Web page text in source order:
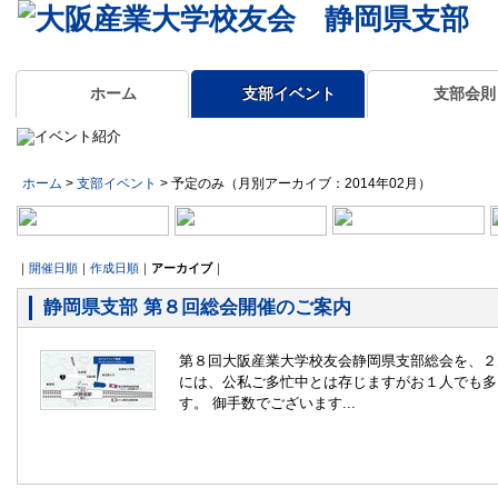
ホーム 支部イベント 支部会則
ホーム > 支部イベント > 予定のみ（月別アーカイブ：2014年02月）
｜ 開催日順｜ 作成日順｜ アーカイブ｜
静岡県支部 第８回総会開催のご案内
第８回大阪産業大学校友会静岡県支部総会を、
には、公私ご多忙中とは存じますがお１人でも
す。 御手数でございます...